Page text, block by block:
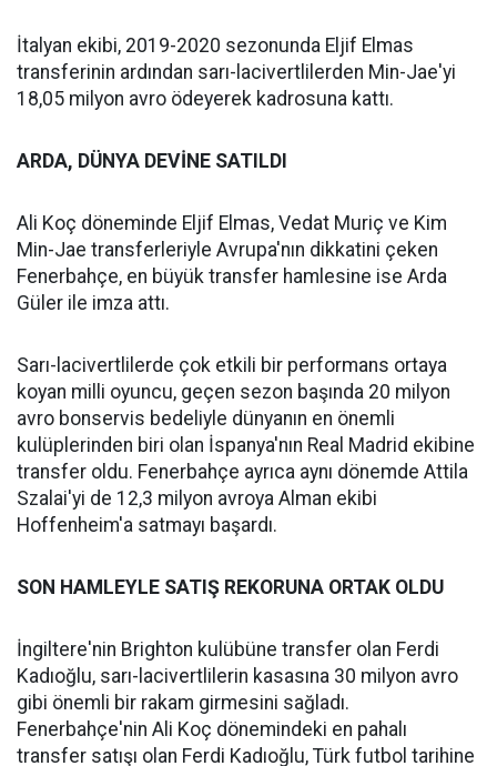
İtalyan ekibi, 2019-2020 sezonunda Eljif Elmas
transferinin ardından sarı-lacivertlilerden Min-Jae'yi
18,05 milyon avro ödeyerek kadrosuna kattı.
ARDA, DÜNYA DEVİNE SATILDI
Ali Koç döneminde Eljif Elmas, Vedat Muriç ve Kim
Min-Jae transferleriyle Avrupa'nın dikkatini çeken
Fenerbahçe, en büyük transfer hamlesine ise Arda
Güler ile imza attı.
Sarı-lacivertlilerde çok etkili bir performans ortaya
koyan milli oyuncu, geçen sezon başında 20 milyon
avro bonservis bedeliyle dünyanın en önemli
kulüplerinden biri olan İspanya'nın Real Madrid ekibine
transfer oldu. Fenerbahçe ayrıca aynı dönemde Attila
Szalai'yi de 12,3 milyon avroya Alman ekibi
Hoffenheim'a satmayı başardı.
SON HAMLEYLE SATIŞ REKORUNA ORTAK OLDU
İngiltere'nin Brighton kulübüne transfer olan Ferdi
Kadıoğlu, sarı-lacivertlilerin kasasına 30 milyon avro
gibi önemli bir rakam girmesini sağladı.
Fenerbahçe'nin Ali Koç dönemindeki en pahalı
transfer satışı olan Ferdi Kadıoğlu, Türk futbol tarihine